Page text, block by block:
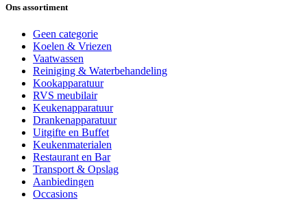
Ons assortiment
Geen categorie
Koelen & Vriezen
Vaatwassen
Reiniging & Waterbehandeling
Kookapparatuur
RVS meubilair
Keukenapparatuur
Drankenapparatuur
Uitgifte en Buffet
Keukenmaterialen
Restaurant en Bar
Transport & Opslag
Aanbiedingen
Occasions